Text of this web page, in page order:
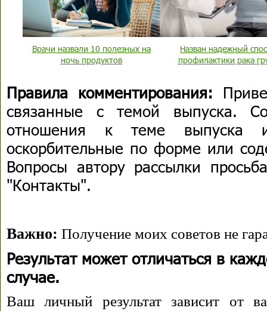
Врачи назвали 10 полезных на
ночь продуктов
Назван надежный
профилактики рака
Правила комментирования:
связанные с темой выпуска.
отношения к теме выпуска
оскорбительные по форме или
Вопросы автору рассылки
"Контакты".
Важно: Получение моих советов не
Результат может отличаться в
случае.
Ваш личный результат зависит от